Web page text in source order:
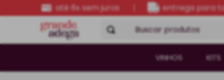
até 6x sem juros entrega para
Buscar produtos
VINHOS KITS